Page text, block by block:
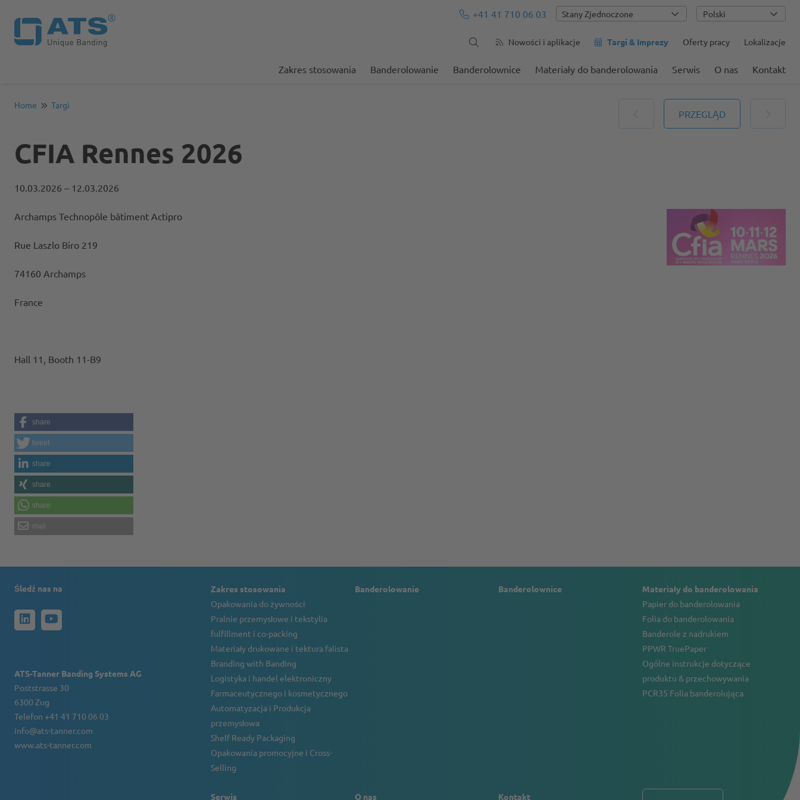
+41 41 710 06 03 Polski
Nowości i aplikacje Targi & Imprezy Oferty pracy Lokalizacje
Zakres stosowania Banderolowanie Banderolownice Materiały do banderolowania Serwis O nas Kontakt
Home Targi
PRZEGLĄD
CFIA Rennes 2026
10.03.2026 – 12.03.2026
Archamps Technopôle bâtiment Actipro
Rue Laszlo Biro 219
74160 Archamps
France
Hall 11, Booth 11-B9
share
tweet
share
share
share
mail
Śledź nas na
ATS-Tanner Banding Systems AG
Poststrasse 30
6300 Zug
Telefon +41 41 710 06 03
info@ats-tanner.com
www.ats-tanner.com
Zakres stosowania
Opakowania do żywności
Pralnie przemysłowe i tekstylia
fulfillment i co-packing
Materiały drukowane i tektura falista
Branding with Banding
Logistyka i handel elektroniczny
Farmaceutycznego i kosmetycznego
Automatyzacja i Produkcja
przemysłowa
Shelf Ready Packaging
Opakowania promocyjne i Cross-
Selling
Banderolowanie Banderolownice
Materiały do banderolowania
Papier do banderolowania
Folia do banderolowania
Banderole z nadrukiem
PPWR TruePaper
Ogólne instrukcje dotyczące
produktu & przechowywania
PCR35 Folia banderolująca
Serwis O nas Kontakt